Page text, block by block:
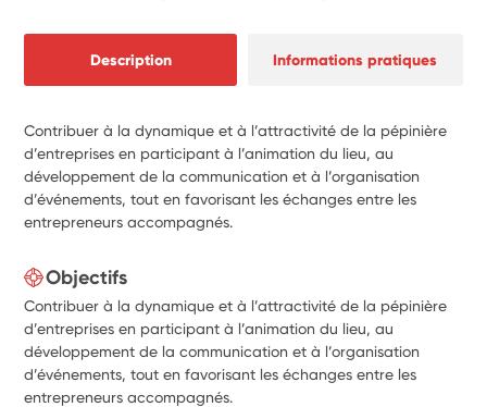
Description Informations pratiques
Contribuer à la dynamique et à l’attractivité de la pépinière
d’entreprises en participant à l’animation du lieu, au
développement de la communication et à l’organisation
d’événements, tout en favorisant les échanges entre les
entrepreneurs accompagnés.
Objectifs
Contribuer à la dynamique et à l’attractivité de la pépinière
d’entreprises en participant à l’animation du lieu, au
développement de la communication et à l’organisation
d’événements, tout en favorisant les échanges entre les
entrepreneurs accompagnés.